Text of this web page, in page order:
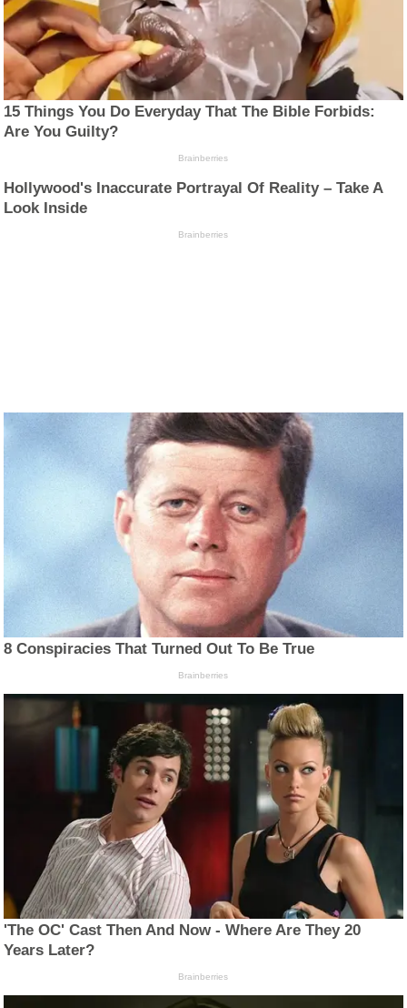
15 Things You Do Everyday That The Bible Forbids:
Are You Guilty?
Brainberries
Hollywood's Inaccurate Portrayal Of Reality – Take A
Look Inside
Brainberries
8 Conspiracies That Turned Out To Be True
Brainberries
'The OC' Cast Then And Now - Where Are They 20
Years Later?
Brainberries